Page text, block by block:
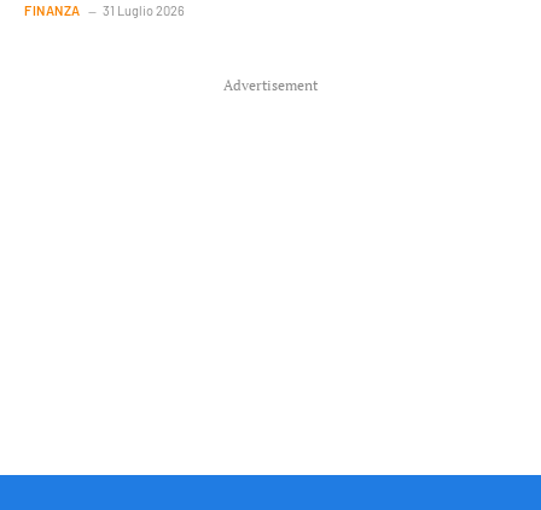
FINANZA 31 Luglio 2026
Advertisement